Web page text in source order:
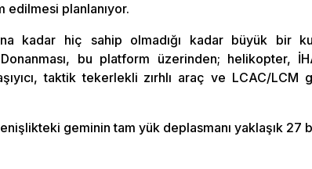
edilmesi planlanıyor.
kadar hiç sahip olmadığı kadar büyük bir
bu platform üzerinden; helikopter,
taktik tekerlekli zırhlı araç ve LCAC/LCM
geminin tam yük deplasmanı yaklaşık 27